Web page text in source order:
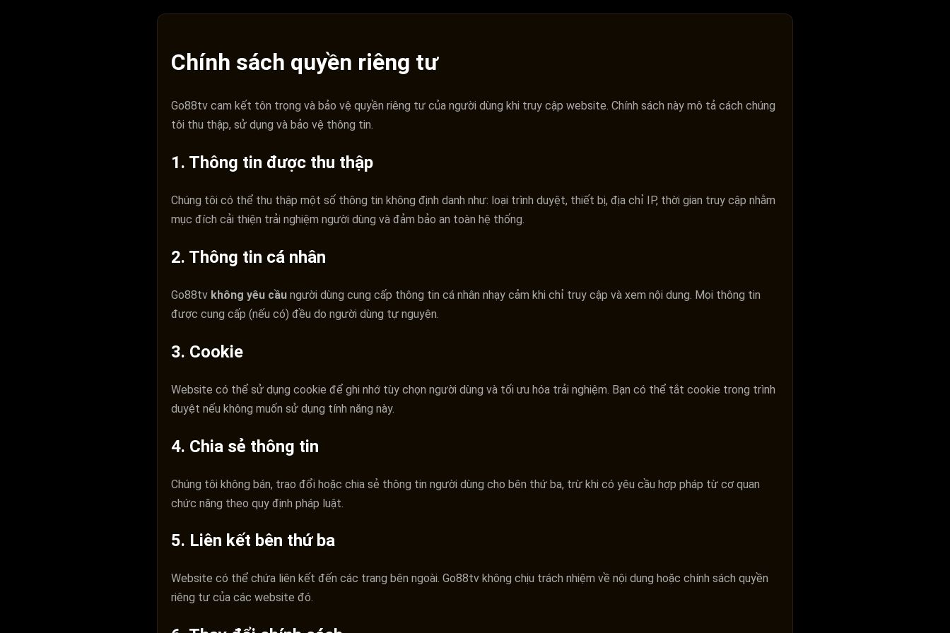
Chính sách quyền riêng tư
Go88tv cam kết tôn trọng và bảo vệ quyền riêng tư của người dùng khi truy cập website. Chính sách này mô tả cách chúng
tôi thu thập, sử dụng và bảo vệ thông tin.
1. Thông tin được thu thập
Chúng tôi có thể thu thập một số thông tin không định danh như: loại trình duyệt, thiết bị, địa chỉ IP, thời gian truy cập nhằm
mục đích cải thiện trải nghiệm người dùng và đảm bảo an toàn hệ thống.
2. Thông tin cá nhân
Go88tv không yêu cầu người dùng cung cấp thông tin cá nhân nhạy cảm khi chỉ truy cập và xem nội dung. Mọi thông tin
được cung cấp (nếu có) đều do người dùng tự nguyện.
3. Cookie
Website có thể sử dụng cookie để ghi nhớ tùy chọn người dùng và tối ưu hóa trải nghiệm. Bạn có thể tắt cookie trong trình
duyệt nếu không muốn sử dụng tính năng này.
4. Chia sẻ thông tin
Chúng tôi không bán, trao đổi hoặc chia sẻ thông tin người dùng cho bên thứ ba, trừ khi có yêu cầu hợp pháp từ cơ quan
chức năng theo quy định pháp luật.
5. Liên kết bên thứ ba
Website có thể chứa liên kết đến các trang bên ngoài. Go88tv không chịu trách nhiệm về nội dung hoặc chính sách quyền
riêng tư của các website đó.